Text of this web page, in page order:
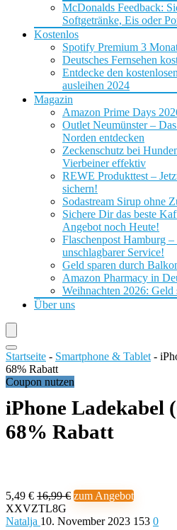
McDonalds Feedback:
Softgetränke, Eis oder
Kostenlos
Spotify Premium 3
Deutsches Fernsehen
Entdecke den
ausleihen 2024
Magazin
Amazon Prime Days
Outlet Neumünster –
Norden entdecken
Zeckenschutz bei
Vierbeiner effektiv
REWE Produkttest –
sichern!
Sodastream Sirup ohne
Sichere Dir das beste
Angebot noch Heute!
Flaschenpost Hamburg
unschlagbarer Service!
Geld sparen durch
Amazon Pharmacy in
Weihnachten 2026: Geld
Über uns
Startseite - Smartphone & Tablet -
68% Rabatt
Coupon nutzen
iPhone Ladekabel
68% Rabatt
5,49 € 16,99 € zum Angebot
XXVZTL8G
Natalja 10. November 2023 153 0